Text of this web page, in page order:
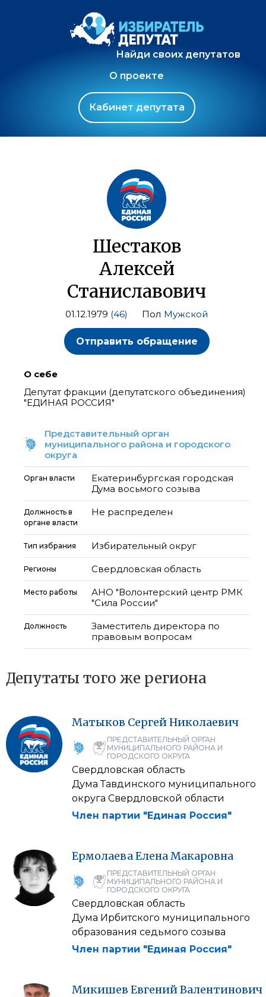
Найди своих депутатов
О проекте
Кабинет депутата
Шестаков
Алексей
Станиславович
01.12.1979 (46) Пол Мужской
Отправить обращение
О себе
Депутат фракции (депутатского объединения)
"ЕДИНАЯ РОССИЯ"
Представительный орган
муниципального района и городского
округа
Орган власти
Екатеринбургская городская
Дума восьмого созыва
Должность в
органе власти
Не распределен
Тип избрания Избирательный округ
Регионы Свердловская область
Место работы
АНО "Волонтерский центр РМК
"Сила России"
Должность
Заместитель директора по
правовым вопросам
Депутаты того же региона
Матыков СергейНиколаевич
ПРЕДСТАВИТЕЛЬНЫЙ ОРГАН
МУНИЦИПАЛЬНОГО РАЙОНА И
ГОРОДСКОГО ОКРУГА
Свердловская область
Дума Тавдинского муниципального
округа Свердловской области
Член партии "Единая Россия"
ЕрмолаеваЕленаМакаровна
ПРЕДСТАВИТЕЛЬНЫЙ ОРГАН
МУНИЦИПАЛЬНОГО РАЙОНА И
ГОРОДСКОГО ОКРУГА
Свердловская область
Дума Ирбитского муниципального
образования седьмого созыва
Член партии "Единая Россия"
Микишев ЕвгенийВалентинович